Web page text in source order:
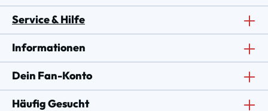
Service & Hilfe
Informationen
Dein Fan-Konto
Häufig Gesucht